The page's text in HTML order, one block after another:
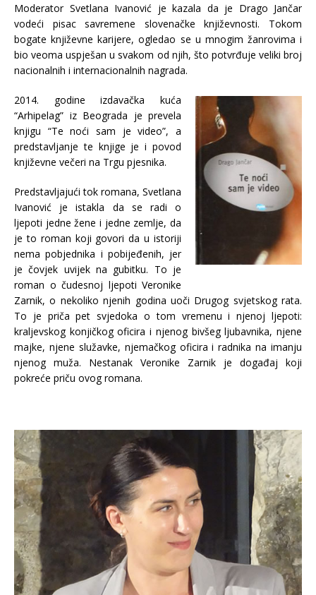
Moderator Svetlana Ivanović je kazala da je Drago Jančar
vodeći pisac savremene slovenačke književnosti. Tokom
bogate književne karijere, ogledao se u mnogim žanrovima i
bio veoma uspješan u svakom od njih, što potvrđuje veliki broj
nacionalnih i internacionalnih nagrada.
2014. godine izdavačka kuća
“Arhipelag” iz Beograda je prevela
knjigu “Te noći sam je video”, a
predstavljanje te knjige je i povod
književne večeri na Trgu pjesnika.
Predstavljajući tok romana, Svetlana
Ivanović je istakla da se radi o
ljepoti jedne žene i jedne zemlje, da
je to roman koji govori da u istoriji
nema pobjednika i pobijeđenih, jer
je čovjek uvijek na gubitku. To je
roman o čudesnoj ljepoti Veronike
Zarnik, o nekoliko njenih godina uoči Drugog svjetskog rata.
To je priča pet svjedoka o tom vremenu i njenoj ljepoti:
kraljevskog konjičkog oficira i njenog bivšeg ljubavnika, njene
majke, njene služavke, njemačkog oficira i radnika na imanju
njenog muža. Nestanak Veronike Zarnik je događaj koji
pokreće priču ovog romana.